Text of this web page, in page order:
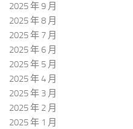
2025 年 9 月
2025 年 8 月
2025 年 7 月
2025 年 6 月
2025 年 5 月
2025 年 4 月
2025 年 3 月
2025 年 2 月
2025 年 1 月